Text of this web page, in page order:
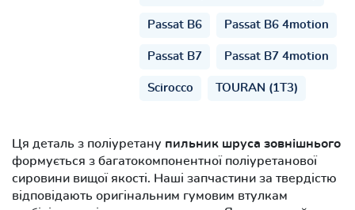
Passat B6 Passat B6 4motion
Passat B7 Passat B7 4motion
Scirocco TOURAN (1T3)
Ця деталь з поліуретану пильник шруса зовнішнього
формується з багатокомпонентної поліуретанової
сировини вищої якості. Наші запчастини за твердістю
відповідають оригінальним гумовим втулкам